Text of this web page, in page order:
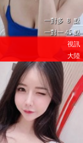
一對多 8 點
一對一 45 點
視訊
大陸